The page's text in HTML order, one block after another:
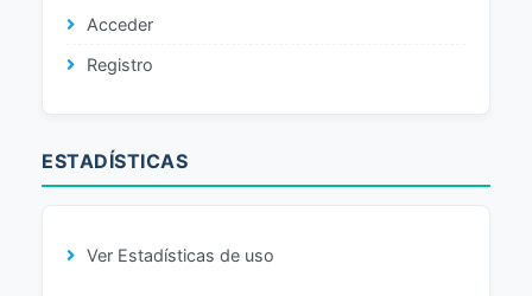
Acceder
Registro
ESTADÍSTICAS
Ver Estadísticas de uso